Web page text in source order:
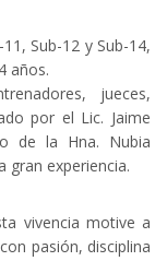
Sub-12 y Sub-14,
años.
jueces,
por el Lic. Jaime
de la Hna. Nubia
gran experiencia.
vivencia motive a
pasión, disciplina